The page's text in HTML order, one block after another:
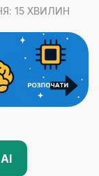
15 ХВИЛИН